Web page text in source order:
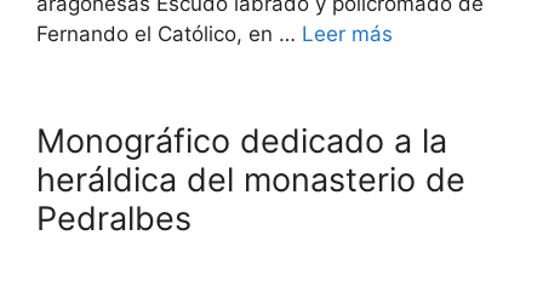
Fernando el Católico, en … Leer más
Monográfico dedicado a la
heráldica del monasterio de
Pedralbes